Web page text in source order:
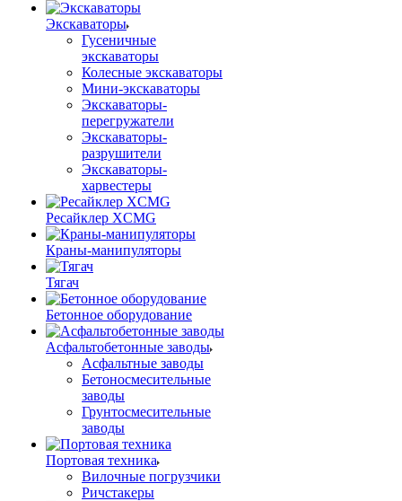
Экскаваторы
Гусеничные
экскаваторы
Колесные экскаваторы
Мини-экскаваторы
Экскаваторы-
перегружатели
Экскаваторы-
разрушители
Экскаваторы-
харвестеры
Ресайклер XCMG
Краны-манипуляторы
Тягач
Бетонное оборудование
Асфальтобетонные заводы
Асфальтные заводы
Бетоносмесительные
заводы
Грунтосмесительные
заводы
Портовая техника
Вилочные погрузчики
Ричстакеры